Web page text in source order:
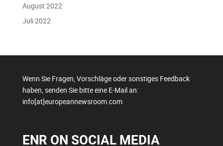
August 2022
Juli 2022
Wenn Sie Fragen, Vorschläge oder sonstiges Feedback
haben, senden Sie bitte eine E-Mail an:
info[at]europeannewsroom.com
ENR ON SOCIAL MEDIA